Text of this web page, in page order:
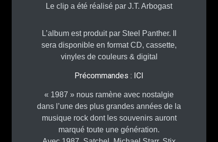
Le clip a été réalisé par J.T. Arbogast
L’album est produit par Steel Panther. Il
sera disponible en format CD, cassette,
vinyles de couleurs & digital
Précommandes : ICI
« 1987 » nous ramène avec nostalgie
dans l’une des plus grandes années de la
musique rock dont les souvenirs auront
marqué toute une génération.